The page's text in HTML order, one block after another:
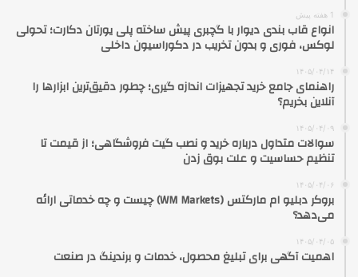
1 هفته پیش
انواع قاب بندی دیوار با گچبری پیش ساخته پلی یورتان دکارت؛ تحولی
لوکس، فوری و بدون تخریب در دکوراسیون داخلی
۱۴۰۵/۰۴/۱۴
راهنمای جامع خرید تجهیزات اندازه گیری؛ چطور دقیق‌ترین ابزارها را
آنلاین بخریم؟
۱۴۰۵/۰۴/۰۹
سوالات متداول درباره خرید و نصب گیت فروشگاهی؛ از قیمت تا
تنظیم حساسیت و علت بوق زدن
۱۴۰۵/۰۴/۰۶
بروکر دبلیو ام مارکتس (WM Markets) چیست و چه خدماتی ارائه
می‌دهد؟
۱۴۰۵/۰۴/۰۵
اهمیت آگهی برای تبلیغ محصول، خدمات و برندینگ در صنعت